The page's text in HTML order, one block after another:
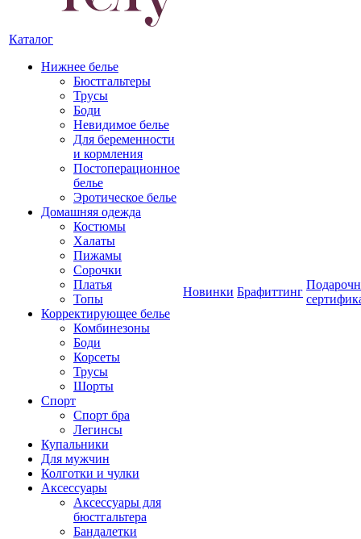
Каталог
Нижнее белье
Бюстгальтеры
Трусы
Боди
Невидимое белье
Для беременности
и кормления
Постоперационное
белье
Эротическое белье
Домашняя одежда
Костюмы
Халаты
Пижамы
Сорочки
Платья
Топы
Корректирующее белье
Комбинезоны
Боди
Корсеты
Трусы
Шорты
Спорт
Спорт бра
Легинсы
Купальники
Для мужчин
Колготки и чулки
Аксессуары
Аксессуары для
бюстгальтера
Бандалетки
Новинки Брафиттинг